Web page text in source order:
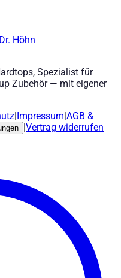
Dr. Höhn
Spezialist für
Zubehör — mit eigener
Impressum AGB &
Vertrag widerrufen